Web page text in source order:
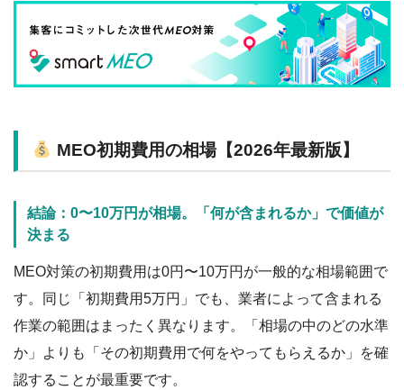
MEO初期費用の相場【2026年最新版】
結論：0〜10万円が相場。「何が含まれるか」で価値が
決まる
MEO対策の初期費用は0円〜10万円が一般的な相場範囲で
す。同じ「初期費用5万円」でも、業者によって含まれる
作業の範囲はまったく異なります。「相場の中のどの水準
か」よりも「その初期費用で何をやってもらえるか」を確
認することが最重要です。